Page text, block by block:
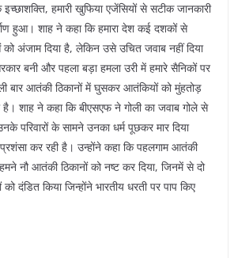
हमारी खुफिया एजेंसियों से सटीक जानकारी
हुआ। शाह ने कहा कि हमारा देश कई दशकों से
अंजाम दिया है, लेकिन उसे उचित जवाब नहीं दिया
बनी और पहला बड़ा हमला उरी में हमारे सैनिकों पर
बार आतंकी ठिकानों में घुसकर आतंकियों को मुंहतोड़
है। शाह ने कहा कि बीएसएफ ने गोली का जवाब गोले से
परिवारों के सामने उनका धर्म पूछकर मार दिया
कर रही है। उन्होंने कहा कि पहलगाम आतंकी
नौ आतंकी ठिकानों को नष्ट कर दिया, जिनमें से दो
दंडित किया जिन्होंने भारतीय धरती पर पाप किए